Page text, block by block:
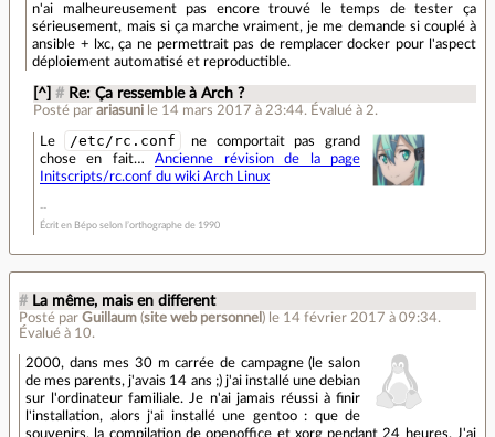
n'ai malheureusement pas encore trouvé le temps de tester ça
sérieusement, mais si ça marche vraiment, je me demande si couplé à
ansible + lxc, ça ne permettrait pas de remplacer docker pour l'aspect
déploiement automatisé et reproductible.
[^] # Re: Ça ressemble à Arch ?
Posté par ariasuni le 14 mars 2017 à 23:44. Évalué à 2.
Le /etc/rc.conf
ne comportait pas grand
chose en fait…Ancienne révision de la page
Initscripts/rc.conf du wiki Arch Linux
Écrit en Bépo selon l’orthographe de 1990
# La même, mais en different
Posté par Guillaum (site web personnel ) le 14 février 2017 à 09:34.
Évalué à 10.
2000, dans mes 30 m carrée de campagne (le salon
de mes parents, j'avais 14 ans ;) j'ai installé une debian
sur l'ordinateur familiale. Je n'ai jamais réussi à finir
l'installation, alors j'ai installé une gentoo : que de
souvenirs, la compilation de openoffice et xorg pendant 24 heures. J'ai